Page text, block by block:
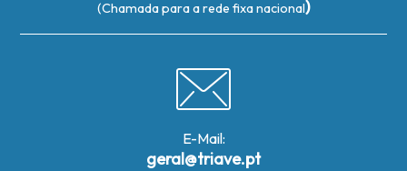
(Chamada para a rede fixa nacional)
E-Mail:
geral@triave.pt